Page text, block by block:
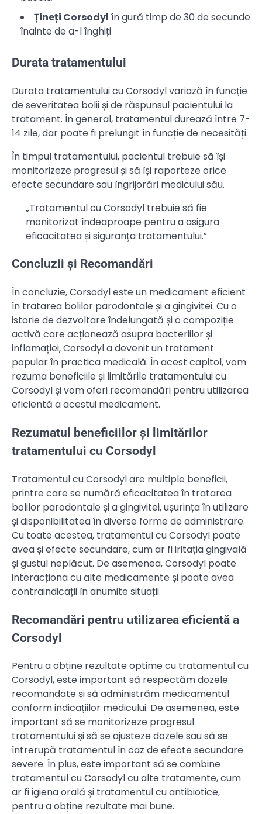
Țineți Corsodyl în gură timp de 30 de secunde
înainte de a-l înghiți
Durata tratamentului
Durata tratamentului cu Corsodyl variază în funcție
de severitatea bolii și de răspunsul pacientului la
tratament. În general, tratamentul durează între 7-
14 zile, dar poate fi prelungit în funcție de necesități.
În timpul tratamentului, pacientul trebuie să își
monitorizeze progresul și să își raporteze orice
efecte secundare sau îngrijorări medicului său.
„Tratamentul cu Corsodyl trebuie să fie
monitorizat îndeaproape pentru a asigura
eficacitatea și siguranța tratamentului.”
Concluzii și Recomandări
În concluzie, Corsodyl este un medicament eficient
în tratarea bolilor parodontale și a gingivitei. Cu o
istorie de dezvoltare îndelungată și o compoziție
activă care acționează asupra bacteriilor și
inflamației, Corsodyl a devenit un tratament
popular în practica medicală. În acest capitol, vom
rezuma beneficiile și limitările tratamentului cu
Corsodyl și vom oferi recomandări pentru utilizarea
eficientă a acestui medicament.
Rezumatul beneficiilor și limitărilor
tratamentului cu Corsodyl
Tratamentul cu Corsodyl are multiple beneficii,
printre care se numără eficacitatea în tratarea
bolilor parodontale și a gingivitei, ușurința în utilizare
și disponibilitatea în diverse forme de administrare.
Cu toate acestea, tratamentul cu Corsodyl poate
avea și efecte secundare, cum ar fi iritația gingivală
și gustul neplăcut. De asemenea, Corsodyl poate
interacționa cu alte medicamente și poate avea
contraindicații în anumite situații.
Recomandări pentru utilizarea eficientă a
Corsodyl
Pentru a obține rezultate optime cu tratamentul cu
Corsodyl, este important să respectăm dozele
recomandate și să administrăm medicamentul
conform indicațiilor medicului. De asemenea, este
important să se monitorizeze progresul
tratamentului și să se ajusteze dozele sau să se
întrerupă tratamentul în caz de efecte secundare
severe. În plus, este important să se combine
tratamentul cu Corsodyl cu alte tratamente, cum
ar fi igiena orală și tratamentul cu antibiotice,
pentru a obține rezultate mai bune.